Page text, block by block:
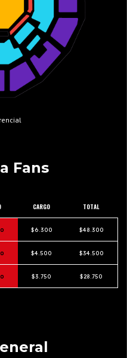
Fans
CARGO TOTAL
$6.300 $48.300
$4.500 $34.500
$3.750 $28.750